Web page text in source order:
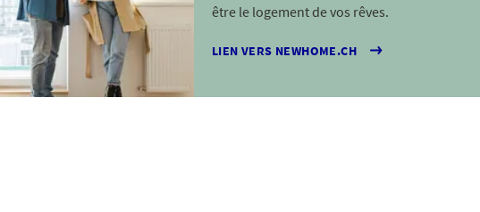
être le logement de vos rêves.
LIEN VERS NEWHOME.CH